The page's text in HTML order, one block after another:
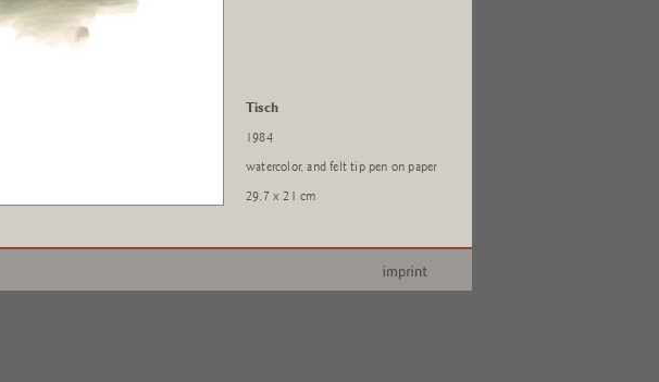
Tisch
1984
watercolor, and felt tip pen on paper
29,7 x 21 cm